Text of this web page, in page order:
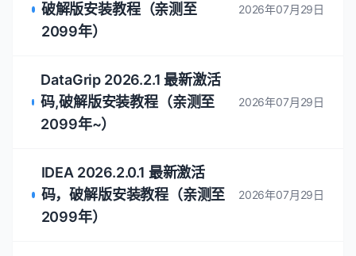
破解版安装教程（亲测至
2099年）
2026年07月29日
DataGrip 2026.2.1 最新激活
码,破解版安装教程（亲测至
2099年~）
2026年07月29日
IDEA 2026.2.0.1 最新激活
码，破解版安装教程（亲测至
2099年）
2026年07月29日